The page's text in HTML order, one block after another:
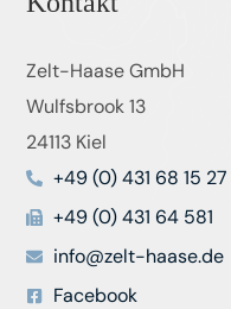
Zelt-Haase GmbH
Wulfsbrook 13
24113 Kiel
+49 (0) 431 68 15 27
+49 (0) 431 64 581
info@zelt-haase.de
Facebook